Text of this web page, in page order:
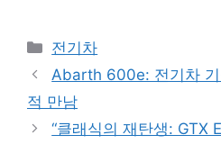
Categories
전기차
Abarth 600e: 전기차
적 만남
“클래식의 재탄생: GTX